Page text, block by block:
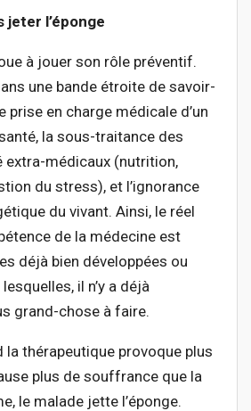
jeter l’éponge
à jouer son rôle préventif.
une bande étroite de savoir-
prise en charge médicale d’un
la sous-traitance des
extra-médicaux (nutrition,
du stress), et l’ignorance
du vivant. Ainsi, le réel
de la médecine est
déjà bien développées ou
il n’y a déjà
grand-chose à faire.
la thérapeutique provoque plus
plus de souffrance que la
le malade jette l’éponge.